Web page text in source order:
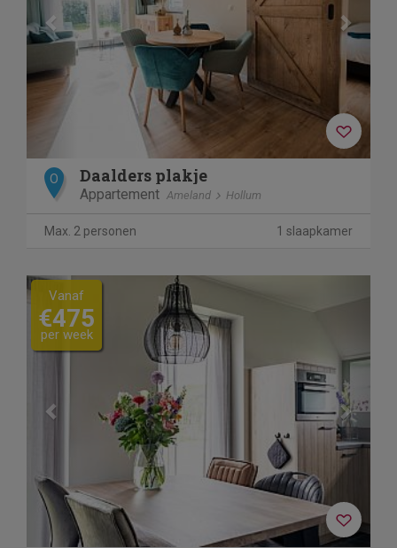
O Daalders plakje
Appartement Ameland Hollum
Max. 2 personen 1 slaapkamer
Previous
Vanaf
€475
per week